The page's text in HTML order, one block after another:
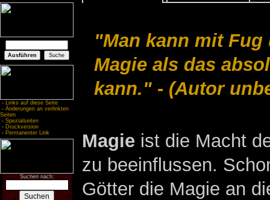
- Links auf diese Seite
- Änderungen an verlinkten
Seiten
- Spezialseiten
- Druckversion
- Permanenter Link
Suchen nach:
"Man kann mit
Magie als das
kann." - (Autor
Magieist die Macht
zu beeinflussen.
Götter die Magie an